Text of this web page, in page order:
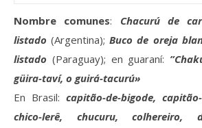
Nombre comunes: Chacurú de
listado (Argentina);Buco de oreja
listado (Paraguay); en guaraní:
güira-taví, o guirá-tacurú»
En Brasil: capitão-de-bigode,
chico-lerê, chucuru, colhereiro,